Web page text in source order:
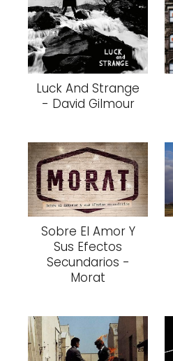
Luck And Strange
- David Gilmour
Sobre El Amor Y
Sus Efectos
Secundarios -
Morat